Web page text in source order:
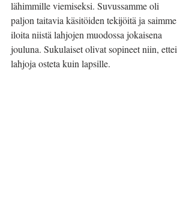
lähimmille viemiseksi. Suvussamme oli
paljon taitavia käsitöiden tekijöitä ja saimme
iloita niistä lahjojen muodossa jokaisena
jouluna. Sukulaiset olivat sopineet niin, ettei
lahjoja osteta kuin lapsille.